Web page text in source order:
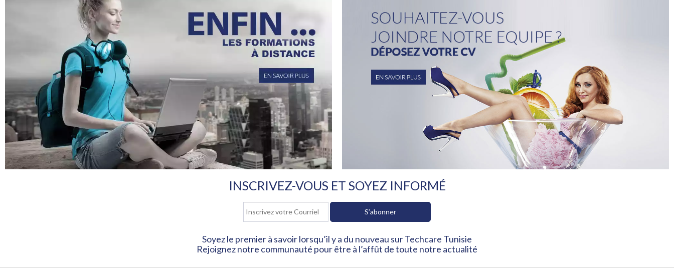
INSCRIVEZ-VOUS ET SOYEZ INFORMÉ
Soyez le premier à savoir lorsqu’il y a du nouveau sur Techcare Tunisie
Rejoignez notre communauté pour être à l’affût de toute notre actualité